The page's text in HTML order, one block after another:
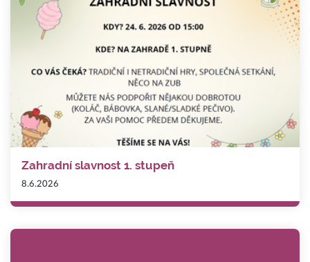
Zahradní slavnost 1. stupeň
8.6.2026